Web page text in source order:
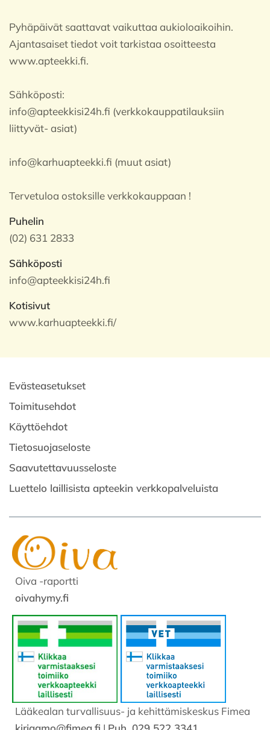
Pyhäpäivät saattavat vaikuttaa aukioloaikoihin.
Ajantasaiset tiedot voit tarkistaa osoitteesta
www.apteekki.fi.
Sähköposti:
info@apteekkisi24h.fi (verkkokauppatilauksiin
liittyvät- asiat)
info@karhuapteekki.fi (muut asiat)
Tervetuloa ostoksille verkkokauppaan !
Puhelin
(02) 631 2833
Sähköposti
info@apteekkisi24h.fi
Kotisivut
www.karhuapteekki.fi/
Evästeasetukset
Toimitusehdot
Käyttöehdot
Tietosuojaseloste
Saavutettavuusseloste
Luettelo laillisista apteekin verkkopalveluista
Oiva -raportti
oivahymy.fi
Lääkealan turvallisuus- ja kehittämiskeskus Fimea